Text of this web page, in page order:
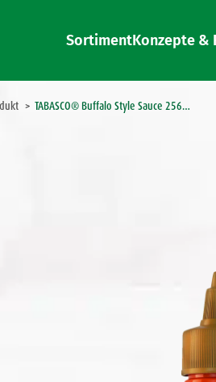
SortimentKonzepte &
TABASCO® Buffalo Style Sauce 256…